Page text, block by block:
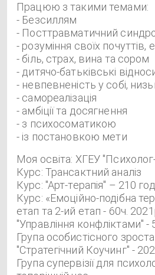
Працюю з такими темами:
- Безсиллям
- Посттравматичний
- розуміння своїх почуттів,
- біль, страх, вина та сором
- дитячо-батьківські
- невпевненість у собі,
- самореалізація
- амбіції та досягнення
- з психосоматикою
- із постановкою мети
Моя освіта: ХГЕУ
Курс: Трансактний аналіз
Курс: "Арт-терапія" – 210 год.
Курс: «Емоційно-подібна
етап та 2-ий етап - 60ч.
"Управління конфліктами" -
Група особистісного
"Стратегічний Коучинг" -
Група супервізії для